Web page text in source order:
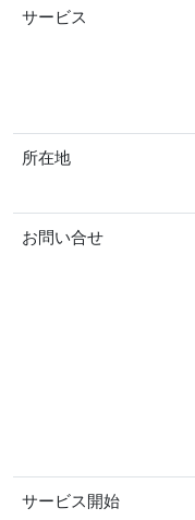
サービス
所在地
お問い合せ
サービス開始